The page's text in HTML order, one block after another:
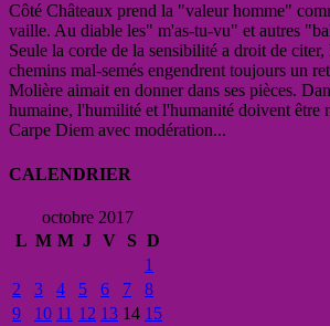
Côté Châteaux prend la "valeur homme"
vaille. Au diable les" m'as-tu-vu" et autres
Seule la corde de la sensibilité a droit de citer,
chemins mal-semés engendrent toujours un
Molière aimait en donner dans ses pièces.
humaine, l'humilité et l'humanité doivent être
Carpe Diem avec modération...
CALENDRIER
octobre 2017
L M M J V S D
1
2
3 4 5 6 7
8
9
10 11 12 13 14 15